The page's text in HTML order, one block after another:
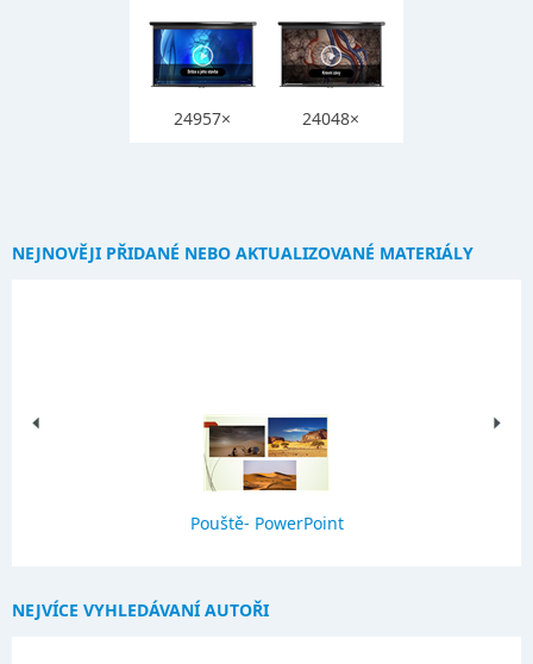
24957× 24048×
NEJNOVĚJI PŘIDANÉ NEBO AKTUALIZOVANÉ MATERIÁLY
Pouště- PowerPoint
NEJVÍCE VYHLEDÁVANÍ AUTOŘI